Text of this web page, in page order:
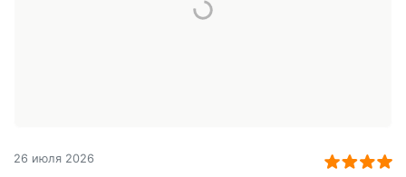
26 июля 2026